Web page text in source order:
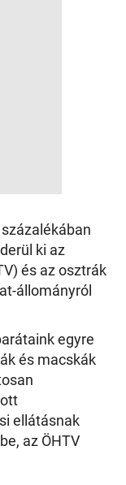
ki az
és az osztrák
állományról
egyre
és macskák
ellátásnak
az ÖHTV